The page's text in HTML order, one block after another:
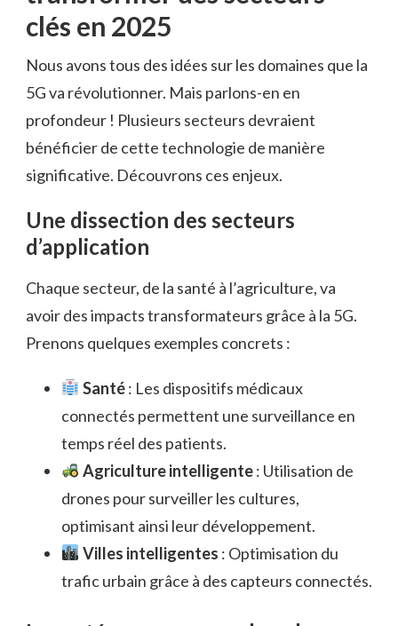
clés en 2025
Nous avons tous des idées sur les domaines que la
5G va révolutionner. Mais parlons-en en
profondeur ! Plusieurs secteurs devraient
bénéficier de cette technologie de manière
significative. Découvrons ces enjeux.
Une dissection des secteurs
d’application
Chaque secteur, de la santé à l’agriculture, va
avoir des impacts transformateurs grâce à la 5G.
Prenons quelques exemples concrets :
Santé: Les dispositifs médicaux
connectés permettent une surveillance en
temps réel des patients.
Agriculture intelligente: Utilisation de
drones pour surveiller les cultures,
optimisant ainsi leur développement.
Villes intelligentes : Optimisation du
trafic urbain grâce à des capteurs connectés.